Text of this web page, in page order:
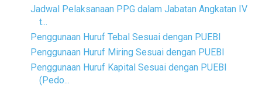
Jadwal Pelaksanaan PPG dalam Jabatan Angkatan IV
t...
Penggunaan Huruf Tebal Sesuai dengan PUEBI
Penggunaan Huruf Miring Sesuai dengan PUEBI
Penggunaan Huruf Kapital Sesuai dengan PUEBI
(Pedo...